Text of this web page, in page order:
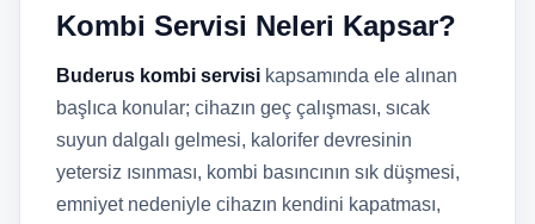
Kombi Servisi Neleri Kapsar?
Buderus kombi servisi kapsamında ele alınan
başlıca konular; cihazın geç çalışması, sıcak
suyun dalgalı gelmesi, kalorifer devresinin
yetersiz ısınması, kombi basıncının sık düşmesi,
emniyet nedeniyle cihazın kendini kapatması,